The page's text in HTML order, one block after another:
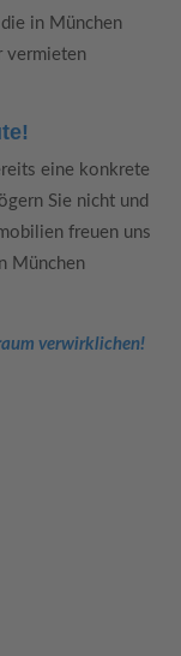
in München
vermieten
eine konkrete
Sie nicht und
freuen uns
München
verwirklichen!